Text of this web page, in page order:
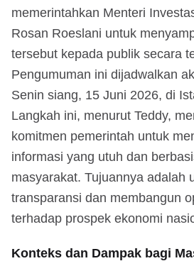
memerintahkan Menteri
Rosan Roeslani untuk
tersebut kepada publik secara
Pengumuman ini dijadwalkan
Senin siang, 15 Juni 2026, di
Langkah ini, menurut Teddy,
komitmen pemerintah untuk
informasi yang utuh dan
masyarakat. Tujuannya adalah
transparansi dan membangun
terhadap prospek ekonomi
Konteks dan Dampak bagi